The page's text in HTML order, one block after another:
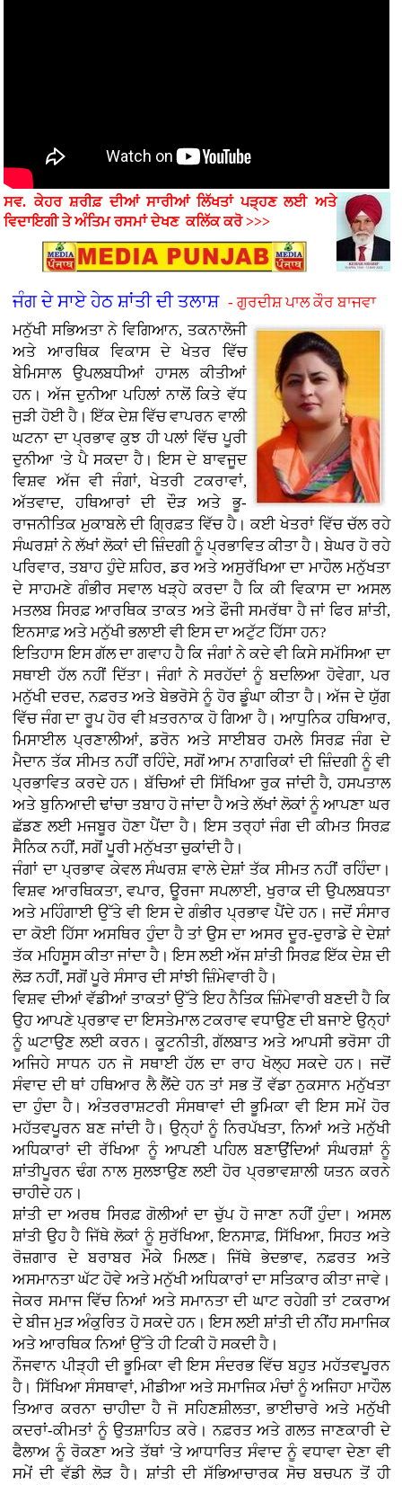
ਸਵ. ਕੇਹਰ ਸ਼ਰੀਫ਼ ਦੀਆਂ ਸਾਰੀਆਂ ਲਿੱਖਤਾਂ ਪੜ੍ਹਣ ਲਈ ਅਤੇ
ਵਿਦਾਇਗੀ ਤੇ ਅੰਤਿਮ ਰਸਮਾਂਦੇਖਣ ਕਲਿੱਕ ਕਰੋ >>>
ਜੰਗ ਦੇ ਸਾਏ ਹੇਠ ਸ਼ਾਂਤੀ ਦੀ ਤਲਾਸ਼- ਗੁਰਦੀਸ਼ ਪਾਲ ਕੌਰ ਬਾਜਵਾ
ਮਨੁੱਖੀ ਸਭਿਅਤਾ ਨੇ ਵਿਗਿਆਨ, ਤਕਨਾਲੋਜੀ
ਅਤੇ ਆਰਥਿਕ ਵਿਕਾਸ ਦੇ ਖੇਤਰ ਵਿੱਚ
ਬੇਮਿਸਾਲ ਉਪਲਬਧੀਆਂ ਹਾਸਲ ਕੀਤੀਆਂ
ਹਨ। ਅੱਜ ਦੁਨੀਆ ਪਹਿਲਾਂ ਨਾਲੋਂ ਕਿਤੇ ਵੱਧ
ਜੁੜੀ ਹੋਈ ਹੈ। ਇੱਕ ਦੇਸ਼ ਵਿੱਚ ਵਾਪਰਨ ਵਾਲੀ
ਘਟਨਾ ਦਾ ਪ੍ਰਭਾਵ ਕੁਝ ਹੀ ਪਲਾਂ ਵਿੱਚ ਪੂਰੀ
ਦੁਨੀਆ 'ਤੇ ਪੈ ਸਕਦਾ ਹੈ। ਇਸ ਦੇ ਬਾਵਜੂਦ
ਵਿਸ਼ਵ ਅੱਜ ਵੀ ਜੰਗਾਂ, ਖੇਤਰੀ ਟਕਰਾਵਾਂ,
ਅੱਤਵਾਦ, ਹਥਿਆਰਾਂ ਦੀ ਦੌੜ ਅਤੇ ਭੂ-
ਰਾਜਨੀਤਿਕ ਮੁਕਾਬਲੇ ਦੀ ਗ੍ਰਿਫ਼ਤ ਵਿੱਚ ਹੈ। ਕਈ ਖੇਤਰਾਂ ਵਿੱਚ ਚੱਲ ਰਹੇ
ਸੰਘਰਸ਼ਾਂ ਨੇ ਲੱਖਾਂ ਲੋਕਾਂ ਦੀ ਜ਼ਿੰਦਗੀ ਨੂੰ ਪ੍ਰਭਾਵਿਤ ਕੀਤਾ ਹੈ। ਬੇਘਰ ਹੋ ਰਹੇ
ਪਰਿਵਾਰ, ਤਬਾਹ ਹੁੰਦੇ ਸ਼ਹਿਰ, ਡਰ ਅਤੇ ਅਸੁਰੱਖਿਆ ਦਾ ਮਾਹੌਲ ਮਨੁੱਖਤਾ
ਦੇ ਸਾਹਮਣੇ ਗੰਭੀਰ ਸਵਾਲ ਖੜ੍ਹੇ ਕਰਦਾ ਹੈ ਕਿ ਕੀ ਵਿਕਾਸ ਦਾ ਅਸਲ
ਮਤਲਬ ਸਿਰਫ਼ ਆਰਥਿਕ ਤਾਕਤ ਅਤੇ ਫੌਜੀ ਸਮਰੱਥਾ ਹੈ ਜਾਂ ਫਿਰ ਸ਼ਾਂਤੀ,
ਇਨਸਾਫ਼ ਅਤੇ ਮਨੁੱਖੀ ਭਲਾਈ ਵੀ ਇਸ ਦਾ ਅਟੁੱਟ ਹਿੱਸਾ ਹਨ?
ਇਤਿਹਾਸ ਇਸ ਗੱਲ ਦਾ ਗਵਾਹ ਹੈ ਕਿ ਜੰਗਾਂ ਨੇ ਕਦੇ ਵੀ ਕਿਸੇ ਸਮੱਸਿਆ ਦਾ
ਸਥਾਈ ਹੱਲ ਨਹੀਂ ਦਿੱਤਾ। ਜੰਗਾਂ ਨੇ ਸਰਹੱਦਾਂ ਨੂੰ ਬਦਲਿਆ ਹੋਵੇਗਾ, ਪਰ
ਮਨੁੱਖੀ ਦਰਦ, ਨਫ਼ਰਤ ਅਤੇ ਬੇਭਰੋਸੇ ਨੂੰ ਹੋਰ ਡੂੰਘਾ ਕੀਤਾ ਹੈ। ਅੱਜ ਦੇ ਯੁੱਗ
ਵਿੱਚ ਜੰਗ ਦਾ ਰੂਪ ਹੋਰ ਵੀ ਖ਼ਤਰਨਾਕ ਹੋ ਗਿਆ ਹੈ। ਆਧੁਨਿਕ ਹਥਿਆਰ,
ਮਿਸਾਈਲ ਪ੍ਰਣਾਲੀਆਂ, ਡਰੋਨ ਅਤੇ ਸਾਈਬਰ ਹਮਲੇ ਸਿਰਫ਼ ਜੰਗ ਦੇ
ਮੈਦਾਨ ਤੱਕ ਸੀਮਤ ਨਹੀਂ ਰਹਿੰਦੇ, ਸਗੋਂ ਆਮ ਨਾਗਰਿਕਾਂ ਦੀ ਜ਼ਿੰਦਗੀ ਨੂੰ ਵੀ
ਪ੍ਰਭਾਵਿਤ ਕਰਦੇ ਹਨ। ਬੱਚਿਆਂ ਦੀ ਸਿੱਖਿਆ ਰੁਕ ਜਾਂਦੀ ਹੈ, ਹਸਪਤਾਲ
ਅਤੇ ਬੁਨਿਆਦੀ ਢਾਂਚਾ ਤਬਾਹ ਹੋ ਜਾਂਦਾ ਹੈ ਅਤੇ ਲੱਖਾਂ ਲੋਕਾਂ ਨੂੰ ਆਪਣਾ ਘਰ
ਛੱਡਣ ਲਈ ਮਜਬੂਰ ਹੋਣਾ ਪੈਂਦਾ ਹੈ। ਇਸ ਤਰ੍ਹਾਂ ਜੰਗ ਦੀ ਕੀਮਤ ਸਿਰਫ਼
ਸੈਨਿਕ ਨਹੀਂ, ਸਗੋਂ ਪੂਰੀ ਮਨੁੱਖਤਾ ਚੁਕਾਂਦੀ ਹੈ।
ਜੰਗਾਂ ਦਾ ਪ੍ਰਭਾਵ ਕੇਵਲ ਸੰਘਰਸ਼ ਵਾਲੇ ਦੇਸ਼ਾਂ ਤੱਕ ਸੀਮਤ ਨਹੀਂ ਰਹਿੰਦਾ।
ਵਿਸ਼ਵ ਆਰਥਿਕਤਾ, ਵਪਾਰ, ਊਰਜਾ ਸਪਲਾਈ, ਖੁਰਾਕ ਦੀ ਉਪਲਬਧਤਾ
ਅਤੇ ਮਹਿੰਗਾਈ ਉੱਤੇ ਵੀ ਇਸ ਦੇ ਗੰਭੀਰ ਪ੍ਰਭਾਵ ਪੈਂਦੇ ਹਨ। ਜਦੋਂ ਸੰਸਾਰ
ਦਾ ਕੋਈ ਹਿੱਸਾ ਅਸਥਿਰ ਹੁੰਦਾ ਹੈ ਤਾਂ ਉਸ ਦਾ ਅਸਰ ਦੂਰ-ਦੁਰਾਡੇ ਦੇ ਦੇਸ਼ਾਂ
ਤੱਕ ਮਹਿਸੂਸ ਕੀਤਾ ਜਾਂਦਾ ਹੈ। ਇਸ ਲਈ ਅੱਜ ਸ਼ਾਂਤੀ ਸਿਰਫ਼ ਇੱਕ ਦੇਸ਼ ਦੀ
ਲੋੜ ਨਹੀਂ, ਸਗੋਂ ਪੂਰੇ ਸੰਸਾਰ ਦੀ ਸਾਂਝੀ ਜ਼ਿੰਮੇਵਾਰੀ ਹੈ।
ਵਿਸ਼ਵ ਦੀਆਂ ਵੱਡੀਆਂ ਤਾਕਤਾਂ ਉੱਤੇ ਇਹ ਨੈਤਿਕ ਜ਼ਿੰਮੇਵਾਰੀ ਬਣਦੀ ਹੈ ਕਿ
ਉਹ ਆਪਣੇ ਪ੍ਰਭਾਵ ਦਾ ਇਸਤੇਮਾਲ ਟਕਰਾਵ ਵਧਾਉਣ ਦੀ ਬਜਾਏ ਉਨ੍ਹਾਂ
ਨੂੰ ਘਟਾਉਣ ਲਈ ਕਰਨ। ਕੂਟਨੀਤੀ, ਗੱਲਬਾਤ ਅਤੇ ਆਪਸੀ ਭਰੋਸਾ ਹੀ
ਅਜਿਹੇ ਸਾਧਨ ਹਨ ਜੋ ਸਥਾਈ ਹੱਲ ਦਾ ਰਾਹ ਖੋਲ੍ਹ ਸਕਦੇ ਹਨ। ਜਦੋਂ
ਸੰਵਾਦ ਦੀ ਥਾਂ ਹਥਿਆਰ ਲੈ ਲੈਂਦੇ ਹਨ ਤਾਂ ਸਭ ਤੋਂ ਵੱਡਾ ਨੁਕਸਾਨ ਮਨੁੱਖਤਾ
ਦਾ ਹੁੰਦਾ ਹੈ। ਅੰਤਰਰਾਸ਼ਟਰੀ ਸੰਸਥਾਵਾਂ ਦੀ ਭੂਮਿਕਾ ਵੀ ਇਸ ਸਮੇਂ ਹੋਰ
ਮਹੱਤਵਪੂਰਨ ਬਣ ਜਾਂਦੀ ਹੈ। ਉਨ੍ਹਾਂ ਨੂੰ ਨਿਰਪੱਖਤਾ, ਨਿਆਂ ਅਤੇ ਮਨੁੱਖੀ
ਅਧਿਕਾਰਾਂ ਦੀ ਰੱਖਿਆ ਨੂੰ ਆਪਣੀ ਪਹਿਲ ਬਣਾਉਂਦਿਆਂ ਸੰਘਰਸ਼ਾਂ ਨੂੰ
ਸ਼ਾਂਤੀਪੂਰਨ ਢੰਗ ਨਾਲ ਸੁਲਝਾਉਣ ਲਈ ਹੋਰ ਪ੍ਰਭਾਵਸ਼ਾਲੀ ਯਤਨ ਕਰਨੇ
ਚਾਹੀਦੇ ਹਨ।
ਸ਼ਾਂਤੀ ਦਾ ਅਰਥ ਸਿਰਫ਼ ਗੋਲੀਆਂ ਦਾ ਚੁੱਪ ਹੋ ਜਾਣਾ ਨਹੀਂ ਹੁੰਦਾ। ਅਸਲ
ਸ਼ਾਂਤੀ ਉਹ ਹੈ ਜਿੱਥੇ ਲੋਕਾਂ ਨੂੰ ਸੁਰੱਖਿਆ, ਇਨਸਾਫ਼, ਸਿੱਖਿਆ, ਸਿਹਤ ਅਤੇ
ਰੋਜ਼ਗਾਰ ਦੇ ਬਰਾਬਰ ਮੌਕੇ ਮਿਲਣ। ਜਿੱਥੇ ਭੇਦਭਾਵ, ਨਫ਼ਰਤ ਅਤੇ
ਅਸਮਾਨਤਾ ਘੱਟ ਹੋਵੇ ਅਤੇ ਮਨੁੱਖੀ ਅਧਿਕਾਰਾਂ ਦਾ ਸਤਿਕਾਰ ਕੀਤਾ ਜਾਵੇ।
ਜੇਕਰ ਸਮਾਜ ਵਿੱਚ ਨਿਆਂ ਅਤੇ ਸਮਾਨਤਾ ਦੀ ਘਾਟ ਰਹੇਗੀ ਤਾਂ ਟਕਰਾਅ
ਦੇ ਬੀਜ ਮੁੜ ਅੰਕੁਰਿਤ ਹੋ ਸਕਦੇ ਹਨ। ਇਸ ਲਈ ਸ਼ਾਂਤੀ ਦੀ ਨੀਂਹ ਸਮਾਜਿਕ
ਅਤੇ ਆਰਥਿਕ ਨਿਆਂ ਉੱਤੇ ਹੀ ਟਿਕੀ ਹੋ ਸਕਦੀ ਹੈ।
ਨੌਜਵਾਨ ਪੀੜ੍ਹੀ ਦੀ ਭੂਮਿਕਾ ਵੀ ਇਸ ਸੰਦਰਭ ਵਿੱਚ ਬਹੁਤ ਮਹੱਤਵਪੂਰਨ
ਹੈ। ਸਿੱਖਿਆ ਸੰਸਥਾਵਾਂ, ਮੀਡੀਆ ਅਤੇ ਸਮਾਜਿਕ ਮੰਚਾਂ ਨੂੰ ਅਜਿਹਾ ਮਾਹੌਲ
ਤਿਆਰ ਕਰਨਾ ਚਾਹੀਦਾ ਹੈ ਜੋ ਸਹਿਣਸ਼ੀਲਤਾ, ਭਾਈਚਾਰੇ ਅਤੇ ਮਨੁੱਖੀ
ਕਦਰਾਂ-ਕੀਮਤਾਂ ਨੂੰ ਉਤਸ਼ਾਹਿਤ ਕਰੇ। ਨਫ਼ਰਤ ਅਤੇ ਗਲਤ ਜਾਣਕਾਰੀ ਦੇ
ਫੈਲਾਅ ਨੂੰ ਰੋਕਣਾ ਅਤੇ ਤੱਥਾਂ 'ਤੇ ਆਧਾਰਿਤ ਸੰਵਾਦ ਨੂੰ ਵਧਾਵਾ ਦੇਣਾ ਵੀ
ਸਮੇਂ ਦੀ ਵੱਡੀ ਲੋੜ ਹੈ। ਸ਼ਾਂਤੀ ਦੀ ਸੱਭਿਆਚਾਰਕ ਸੋਚ ਬਚਪਨ ਤੋਂ ਹੀ